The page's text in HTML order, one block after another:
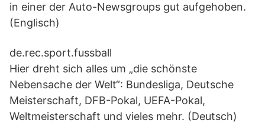
in einer der Auto-Newsgroups gut aufgehoben.
(Englisch)
de.rec.sport.fussball
Hier dreht sich alles um „die schönste
Nebensache der Welt“: Bundesliga, Deutsche
Meisterschaft, DFB-Pokal, UEFA-Pokal,
Weltmeisterschaft und vieles mehr. (Deutsch)